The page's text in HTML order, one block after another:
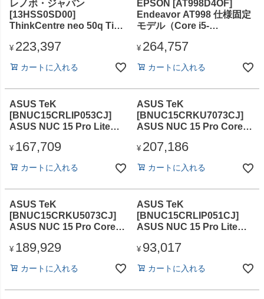
レノボ・ジャパン
[13HSS0SD00]
ThinkCentre neo 50q Tiny
256V/16GB/SSD・
し/Win11Pro/Office H&B
¥ 223,397
カートに入れる
EPSON [AT998D4OF]
Endeavor AT998 仕様固定
モデル（Core i5-
スーパーマル
2024/1年お預かり修理/3年
¥ 264,757
カートに入れる
ASUS TeK
[BNUC15CRLIP053CJ]
ASUS NUC 15 Pro Lite
512GB/ODD
無/WiFi6E/BT)
¥ 167,709
カートに入れる
ASUS TeK
[BNUC15CRKU7073CJ]
ASUS NUC 15 Pro Core
512GB/ODD
無/WiFi6E/BT
¥ 207,186
カートに入れる
ASUS TeK
[BNUC15CRKU5073CJ]
ASUS NUC 15 Pro Core
512GB/ODD
無/WiFi6E/BT
¥ 189,929
カートに入れる
ASUS TeK
[BNUC15CRLIP051CJ]
ASUS NUC 15 Pro Lite
128GB/ODD
無/WiFi6E/BT
¥ 93,017
カートに入れる